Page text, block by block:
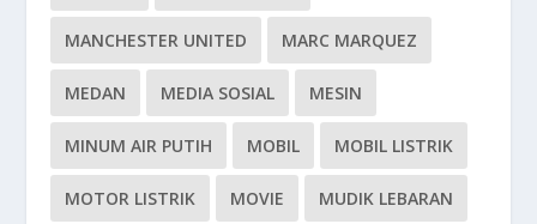
MANCHESTER UNITED MARC MARQUEZ
MEDAN MEDIA SOSIAL MESIN
MINUM AIR PUTIH MOBIL MOBIL LISTRIK
MOTOR LISTRIK MOVIE MUDIK LEBARAN